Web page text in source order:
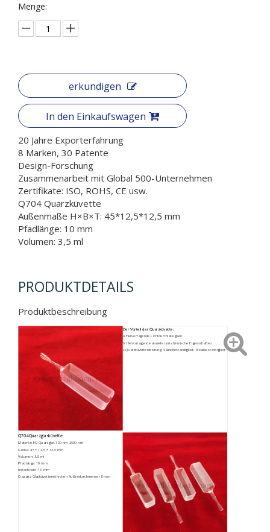
Menge:
erkundigen
In den Einkaufswagen
20 Jahre Exporterfahrung
8 Marken, 30 Patente
Design-Forschung
Zusammenarbeit mit Global 500-Unternehmen
Zertifikate: ISO, ROHS, CE usw.
Q704 Quarzküvette
Außenmaße H×B×T: 45*12,5*12,5 mm
Pfadlänge: 10 mm
Volumen: 3,5 ml
PRODUKTDETAILS
Produktbeschreibung
Der Vorteil der Quarzküvette:
A.Hervorragende Lichtdurchlässigkeit
b. Hervorragende visuelle und chemische Eigenschaften
c.Quarzküvettenleistung: Säurebeständigkeit, Alkalibeständigkeit
Q704 Quarzglasküvette:
Material: ES-Quarzglas 190 nm-2500 nm
Größe: 45 * 12,5 * 12,5 mm
Volumen: 3,5 ml
Pfadlänge: 10 mm
Innenbreite: 10 mm
Qauartz Glasküvettenröhrchen Außendurchmesser 8 mm